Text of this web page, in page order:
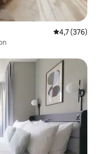
Nilai rata-rata
4,7 (376)